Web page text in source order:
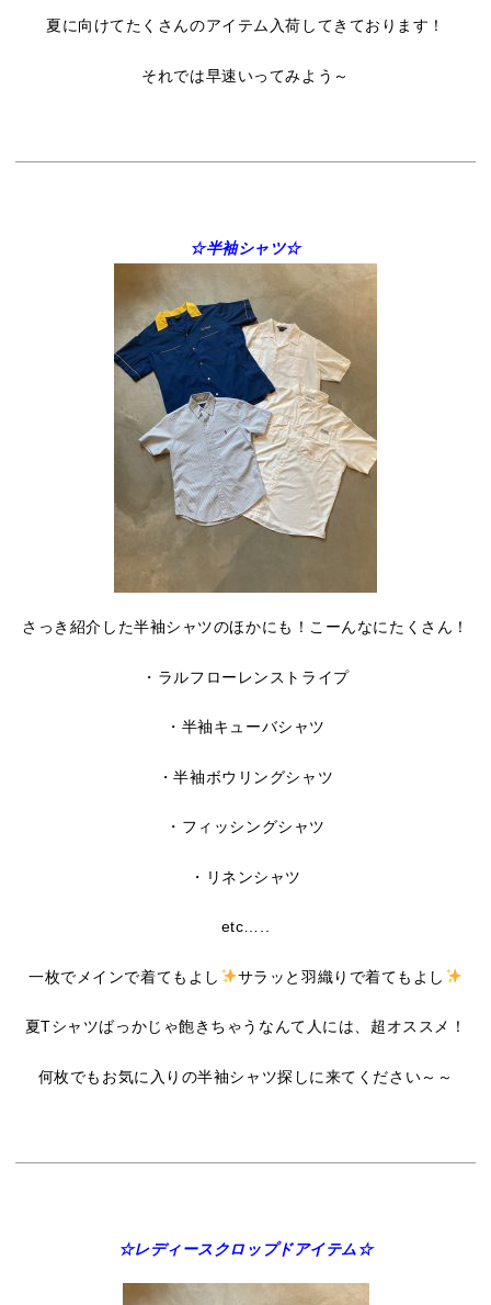
夏に向けてたくさんのアイテム入荷してきております！
それでは早速いってみよう～
☆半袖シャツ☆
さっき紹介した半袖シャツのほかにも！こーんなにたくさん！
・ラルフローレンストライプ
・半袖キューバシャツ
・半袖ボウリングシャツ
・フィッシングシャツ
・リネンシャツ
etc…..
一枚でメインで着てもよし サラッと羽織りで着てもよし
夏Tシャツばっかじゃ飽きちゃうなんて人には、超オススメ！
何枚でもお気に入りの半袖シャツ探しに来てください～～
☆レディースクロップドアイテム☆